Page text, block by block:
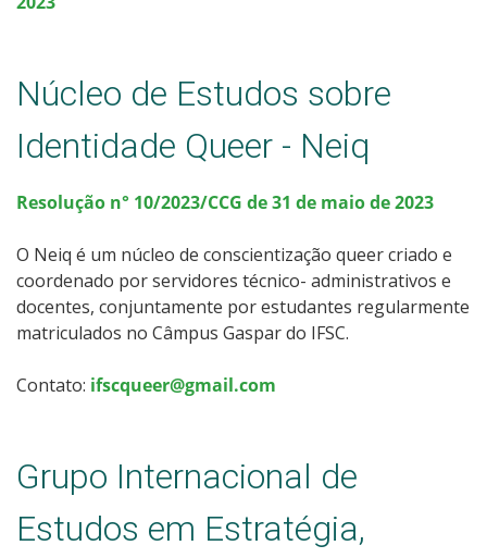
Núcleo de Estudos sobre
Identidade Queer - Neiq
Resolução n° 10/2023/CCG de 31 de maio de 2023
O Neiq é um núcleo de conscientização queer criado e
coordenado por servidores técnico- administrativos e
docentes, conjuntamente por estudantes regularmente
matriculados no Câmpus Gaspar do IFSC.
Contato: ifscqueer@gmail.com
Grupo Internacional de
Estudos em Estratégia,